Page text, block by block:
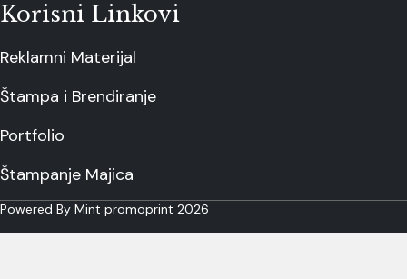
Korisni Linkovi
Reklamni Materijal
Štampa i Brendiranje
Portfolio
Štampanje Majica
Powered By Mint promoprint 2026